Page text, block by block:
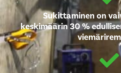
Sukittaminen on
keskimäärin 30 %